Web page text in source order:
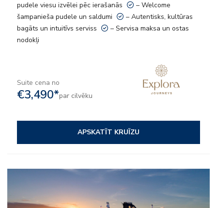
pudele viesu izvēlei pēc ierašanās
– Welcome
šampanieša pudele un saldumi
– Autentisks, kultūras
bagāts un intuitīvs serviss
– Servisa maksa un ostas
nodokļi
Suite cena no
€3,490*par cilvēku
APSKATĪT KRUĪZU
– 9 kulinārie piedzīvojumi
– Neierobežots smalko dzērienu piedāvājums